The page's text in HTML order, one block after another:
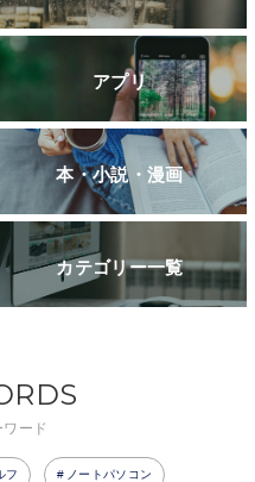
アプリ
本・小説・漫画
カテゴリー一覧
ード
フ ノートパソコン